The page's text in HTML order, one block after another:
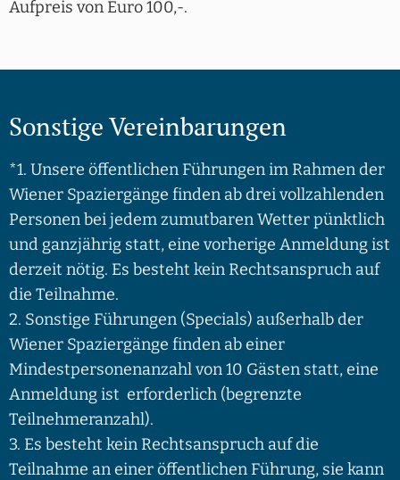
Aufpreis von Euro 100,-.
Sonstige Vereinbarungen
*1. Unsere öffentlichen Führungen im Rahmen der
Wiener Spaziergänge finden ab drei vollzahlenden
Personen bei jedem zumutbaren Wetter pünktlich
und ganzjährig statt, eine vorherige Anmeldung ist
derzeit nötig. Es besteht kein Rechtsanspruch auf
die Teilnahme.
2. Sonstige Führungen (Specials) außerhalb der
Wiener Spaziergänge finden ab einer
Mindestpersonenanzahl von 10 Gästen statt, eine
Anmeldung ist erforderlich (begrenzte
Teilnehmeranzahl).
3. Es besteht kein Rechtsanspruch auf die
Teilnahme an einer öffentlichen Führung, sie kann